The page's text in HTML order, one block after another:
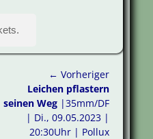
← Vorheriger
Vorheriger
Beitrag:
Leichen pflastern
seinen Weg |35mm/DF
| Di., 09.05.2023 |
20:30Uhr | Pollux